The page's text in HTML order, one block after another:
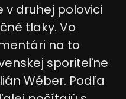
v druhej polovici
tlaky. Vo
na to
sporiteľne
Wéber. Podľa